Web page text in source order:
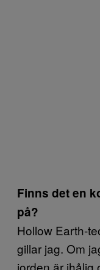
Finns det en
på?
Hollow Earth-
gillar jag. Om
jorden är ihålig